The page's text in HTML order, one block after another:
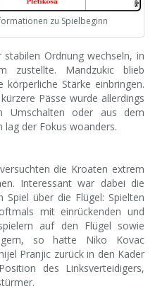
zu Spielbeginn
Ordnung wechseln, in
zustellte. Mandzukic blieb
Stärke einbringen.
Pässe wurde allerdings
Umschalten oder aus dem
lag der Fokus woanders.
die Kroaten extrem
Interessant war dabei die
Spiel über die Flügel: Spielten
mit einrückenden und
auf den Flügel sowie
so hatte Niko Kovac
Pranjic zurück in den Kader
des Linksverteidigers,